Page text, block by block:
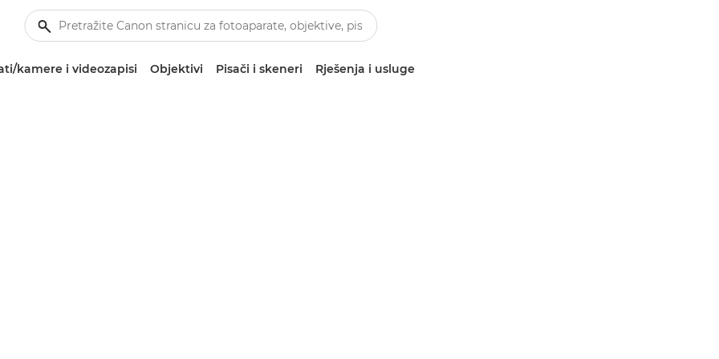
kamere i videozapisi Objektivi Pisači i skeneri Rješenja i usluge